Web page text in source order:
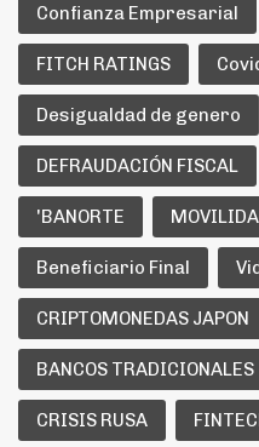
Confianza Empresarial
FITCH RATINGS
Desigualdad de genero
DEFRAUDACIÓN FISCAL
'BANORTE
Beneficiario Final
CRIPTOMONEDAS JAPON
BANCOS TRADICIONALES
CRISIS RUSA